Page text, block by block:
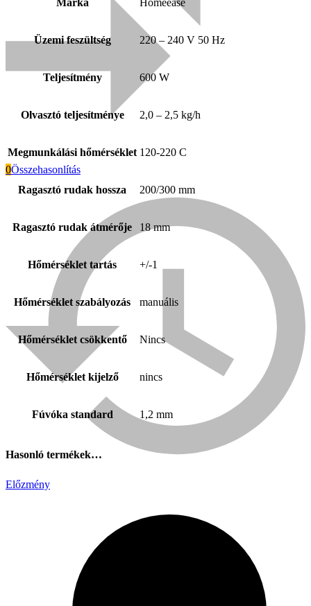
0Összehasonlítás
Előzmény
Üzemi feszültség 220 – 240 V 50 Hz
Teljesítmény 600 W
Olvasztó teljesítménye 2,0 – 2,5 kg/h
Megmunkálási hőmérséklet 120-220 C
Ragasztó rudak hossza 200/300 mm
Ragasztó rudak átmérője 18 mm
Hőmérséklet tartás +/-1
Hőmérséklet szabályozás manuális
Hőmérséklet csökkentő Nincs
Hőmérséklet kijelző nincs
Fúvóka standard 1,2 mm
Hasonló termékek…